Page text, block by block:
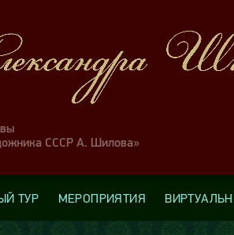
СССР А. Шилова»
ТУР МЕРОПРИЯТИЯ